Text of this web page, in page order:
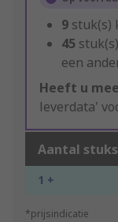
9 stuk(s)
45
een
Heeft u
leverdata'
Aantal stuks
1 +
*prijsindicatie